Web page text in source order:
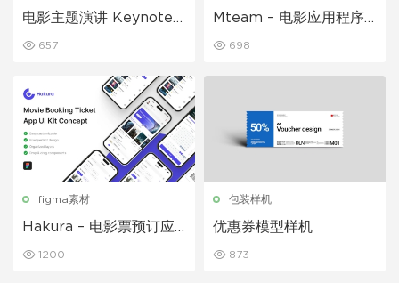
电影主题演讲 Keynote
657
Mteam – 电影应用程序
698
figma素材
Hakura – 电影票预订应
1200
包装样机
优惠券模型样机
873